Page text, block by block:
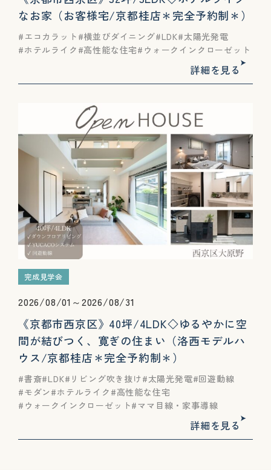
なお家（お客様宅/京都桂店＊完全予約制＊）
エコカラット 横並びダイニング LDK 太陽光発電
ホテルライク
高性能な住宅 ウォークインクローゼット
詳細を見る
完成見学会
2026/08/01～2026/08/31
《京都市西京区》40坪/4LDK◇ゆる​やかに​空
間が​結びつく、​寛ぎの​住まい（洛西モデルハ
ウス/京都桂店＊完全予約制＊）
書斎 LDK リビング吹き抜け 太陽光発電 回遊動線
モダン
ホテルライク
高性能な住宅
ウォークインクローゼット
ママ目線・家事導線
詳細を見る